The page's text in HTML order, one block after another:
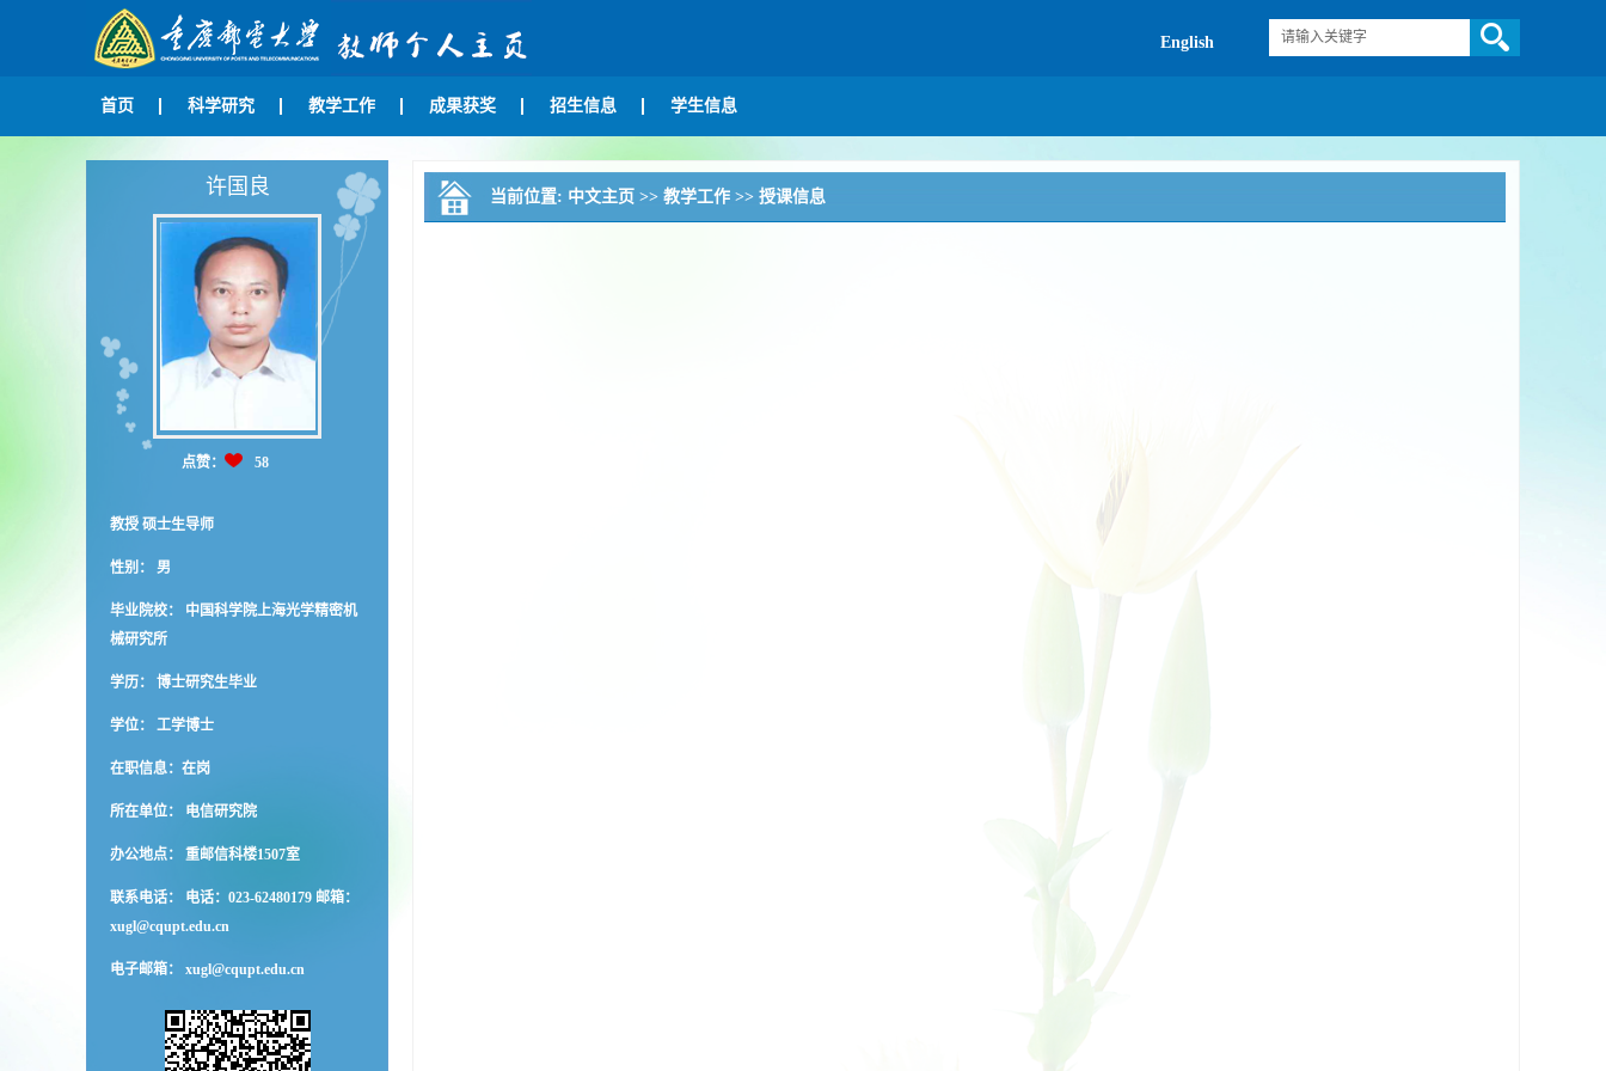
English
首页 科学研究 教学工作 成果获奖 招生信息 学生信息
许国良
点赞： 58
教授 硕士生导师
性别： 男
毕业院校： 中国科学院上海光学精密机
械研究所
学历： 博士研究生毕业
学位： 工学博士
在职信息：在岗
所在单位： 电信研究院
办公地点： 重邮信科楼1507室
联系电话： 电话：023-62480179 邮箱：
xugl@cqupt.edu.cn
电子邮箱： xugl@cqupt.edu.cn
当前位置: 中文主页 >> 教学工作 >> 授课信息